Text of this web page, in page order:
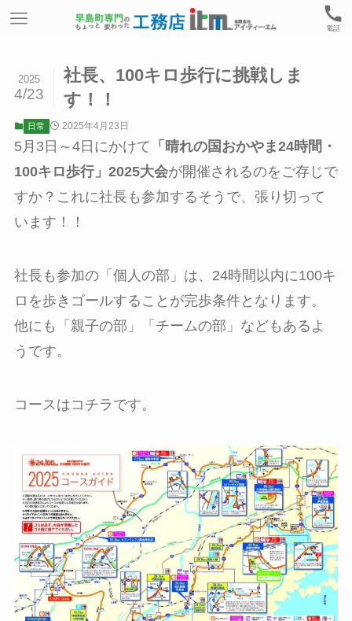
電話
社長、100キロ歩行に挑戦しま
す！！
2025
4/23
日常 2025年4月23日
5月3日～4日にかけて 「晴れの国おかやま24時間・
100キロ歩行」2025大会が開催されるのをご存じで
すか？これに社長も参加するそうで、張り切って
います！！
社長も参加の「個人の部」は、24時間以内に100キ
ロを歩きゴールすることが完歩条件となります。
他にも「親子の部」「チームの部」などもあるよ
うです。
コースはコチラです。